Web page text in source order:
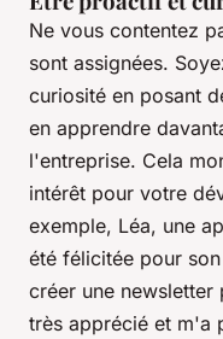
Ne vous contentez
sont assignées.
curiosité en posant
en apprendre
l'entreprise. Cela
intérêt pour votre
exemple, Léa, une
été félicitée pour
créer une
très apprécié et m'a